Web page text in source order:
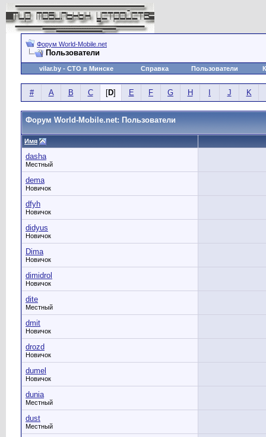
Форум World-Mobile.net
Пользователи
vilar.by - СТО в Минске Справка Пользователи
# A B C [D] E F G H J K
Форум World-Mobile.net: Пользователи
Имя
dasha
Местный
dema
Новичок
dfyh
Новичок
didyus
Новичок
Dima
Новичок
dimidrol
Новичок
dite
Местный
dmit
Новичок
drozd
Новичок
dumel
Новичок
dunia
Местный
dust
Местный